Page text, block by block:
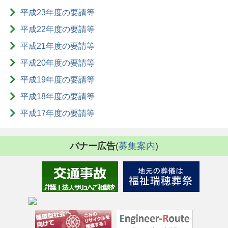
平成23年度の要請等
平成22年度の要請等
平成21年度の要請等
平成20年度の要請等
平成19年度の要請等
平成18年度の要請等
平成17年度の要請等
バナー広告(募集案内)